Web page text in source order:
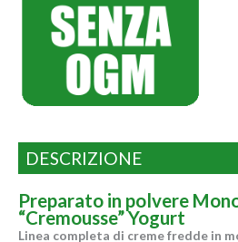
DESCRIZIONE
Preparato in polvere
“Cremousse” Yogurt
Linea completa di creme fredde in